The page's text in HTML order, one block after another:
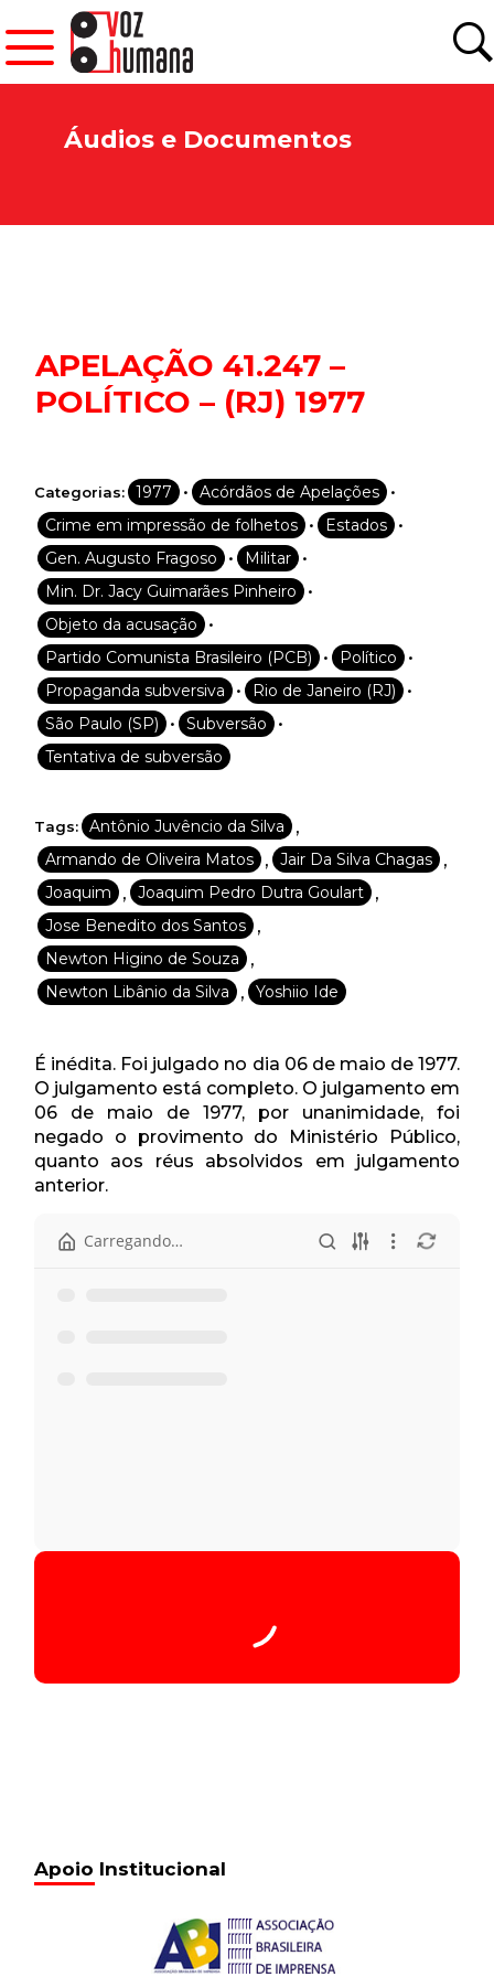
Áudios e Documentos
APELAÇÃO 41.247 –
POLÍTICO – (RJ) 1977
Categorias: 1977 • Acórdãos de Apelações •
Crime em impressão de folhetos • Estados •
Gen. Augusto Fragoso • Militar •
Min. Dr. Jacy Guimarães Pinheiro •
Objeto da acusação •
Partido Comunista Brasileiro (PCB) • Político •
Propaganda subversiva • Rio de Janeiro (RJ) •
São Paulo (SP) • Subversão •
Tentativa de subversão
Tags: Antônio Juvêncio da Silva ,
Armando de Oliveira Matos , Jair Da Silva Chagas ,
Joaquim , Joaquim Pedro Dutra Goulart ,
Jose Benedito dos Santos ,
Newton Higino de Souza ,
Newton Libânio da Silva , Yoshiio Ide
É inédita. Foi julgado no dia 06 de maio de 1977.
O julgamento está completo. O julgamento em
06 de maio de 1977, por unanimidade, foi
negado o provimento do Ministério Público,
quanto aos réus absolvidos em julgamento
anterior.
Início
Apoio Institucional